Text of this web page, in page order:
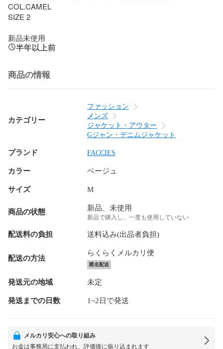
COL.CAMEL
SIZE 2
新品未使用
半年以上前
商品の情報
カテゴリー
ファッション
メンズ
ジャケット・アウター
Gジャン・デニムジャケット
ブランド FACCIES
カラー ベージュ
サイズ M
商品の状態 新品、未使用
新品で購入し、一度も使用していない
配送料の負担 送料込み(出品者負担)
配送の方法
らくらくメルカリ便
匿名配送
発送元の地域 未定
発送までの日数 1~2日で発送
メルカリ安心への取り組み
お金は事務局に支払われ、評価後に振り込まれます